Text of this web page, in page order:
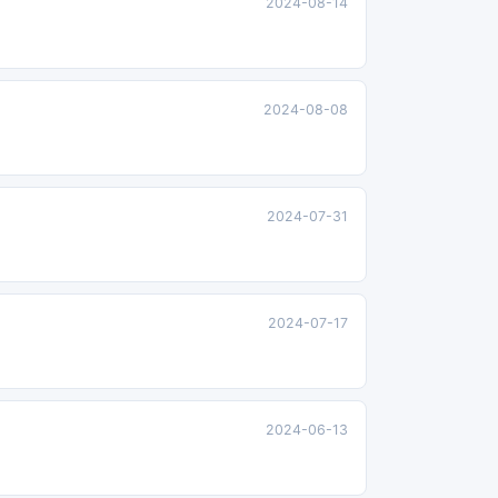
2024-08-08
2024-07-31
2024-07-17
2024-06-13